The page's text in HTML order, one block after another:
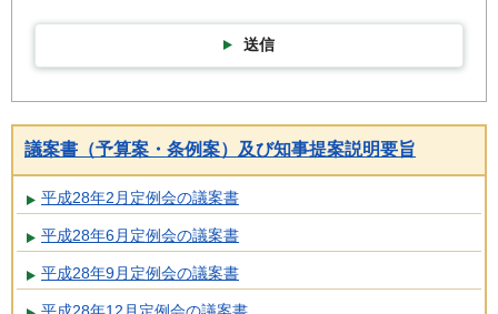
送信
議案書（予算案・条例案）及び知事提案説明要旨
平成28年2月定例会の議案書
平成28年6月定例会の議案書
平成28年9月定例会の議案書